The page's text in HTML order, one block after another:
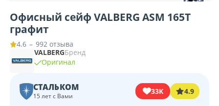
Офисный сейф VALBERG ASM 165T
графит
4.6 – 992 отзыва
VALBERGБренд
Оригинал
СТАЛЬКОМ
15 лет с Вами
33K 4.9